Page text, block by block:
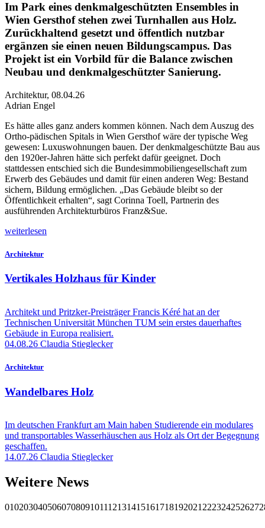
Im Park eines denkmalgeschützten Ensembles in
Wien Gersthof stehen zwei Turnhallen aus Holz.
Zurückhaltend gesetzt und öffentlich nutzbar
ergänzen sie einen neuen Bildungscampus. Das
Projekt ist ein Vorbild für die Balance zwischen
Neubau und denkmalgeschützter Sanierung.
Architektur, 08.04.26
Adrian Engel
Es hätte alles ganz anders kommen können. Nach dem Auszug des
Ortho-pädischen Spitals in Wien Gersthof wäre der typische Weg
gewesen: Luxuswohnungen bauen. Der denkmalgeschützte Bau aus
den 1920er-Jahren hätte sich perfekt dafür geeignet. Doch
stattdessen entschied sich die Bundesimmobiliengesellschaft zum
Erwerb des Gebäudes und damit für einen anderen Weg: Bestand
sichern, Bildung ermöglichen. „Das Gebäude bleibt so der
Öffentlichkeit erhalten“, sagt Corinna Toell, Partnerin des
ausführenden Architekturbüros Franz&Sue.
weiterlesen
Architektur
Vertikales Holzhaus für Kinder
Architekt und Pritzker-Preisträger Francis Kéré hat an der
Technischen Universität München TUM sein erstes dauerhaftes
Gebäude in Europa realisiert.
04.08.26 Claudia Stieglecker
Architektur
Wandelbares Holz
Im deutschen Frankfurt am Main haben Studierende ein modulares
und transportables Wasserhäuschen aus Holz als Ort der Begegnung
geschaffen.
14.07.26 Claudia Stieglecker
Weitere News
010203040506070809101112131415161718192021 222324252627